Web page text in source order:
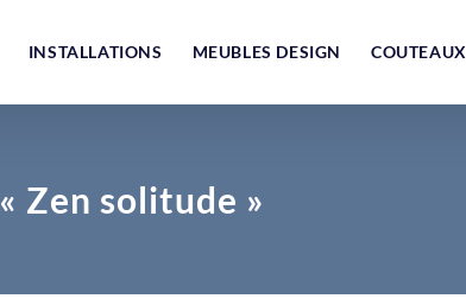
INSTALLATIONS MEUBLES DESIGN COUTEAUX
« Zen solitude »